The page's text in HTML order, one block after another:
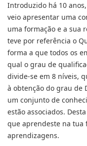
Introduzido há 10
veio apresentar uma
uma formação e a sua
teve por referência o
forma a que todos os
qual o grau de
divide-se em 8 níveis,
à obtenção do grau de
um conjunto de
estão associados.
que aprendeste na tua
aprendizagens.